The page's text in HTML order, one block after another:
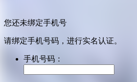
您还未绑定手机号
请绑定手机号码，进行实名认证。
手机号码：